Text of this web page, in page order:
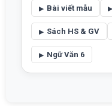
Bài viết mẫu
Sách HS & GV
Ngữ Văn 6